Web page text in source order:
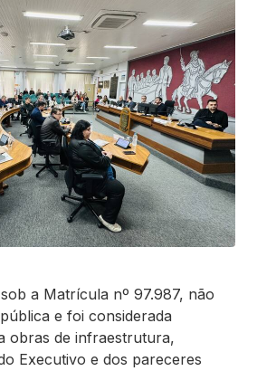
a Matrícula nº 97.987, não
e foi considerada
obras de infraestrutura,
Executivo e dos pareceres